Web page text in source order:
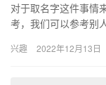
对于取名字这件事情
考，我们可以参考别
名的时…
兴趣 2022年12月13日